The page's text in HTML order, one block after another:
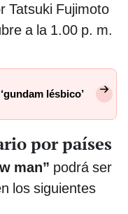
Tatsuki Fujimoto
a la 1.00 p. m.
lésbico’
por países
man” podrá ser
los siguientes